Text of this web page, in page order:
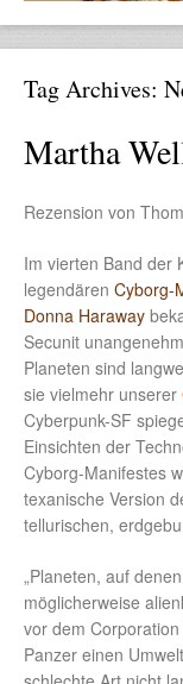
Tag Archives:
Martha
Rezension von
Im vierten Band der
legendären Cyborg-
Donna Haraway
Secunit
Planeten sind
sie vielmehr unserer
Cyberpunk-SF
Einsichten der
Cyborg-Manifestes
texanische Version
tellurischen,
„Planeten, auf
möglicherweise
vor dem
Panzer einen